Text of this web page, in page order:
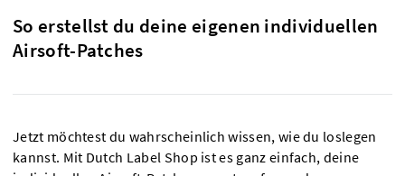
So erstellst du deine eigenen individuellen
Airsoft-Patches
Jetzt möchtest du wahrscheinlich wissen, wie du loslegen
kannst. Mit Dutch Label Shop ist es ganz einfach, deine